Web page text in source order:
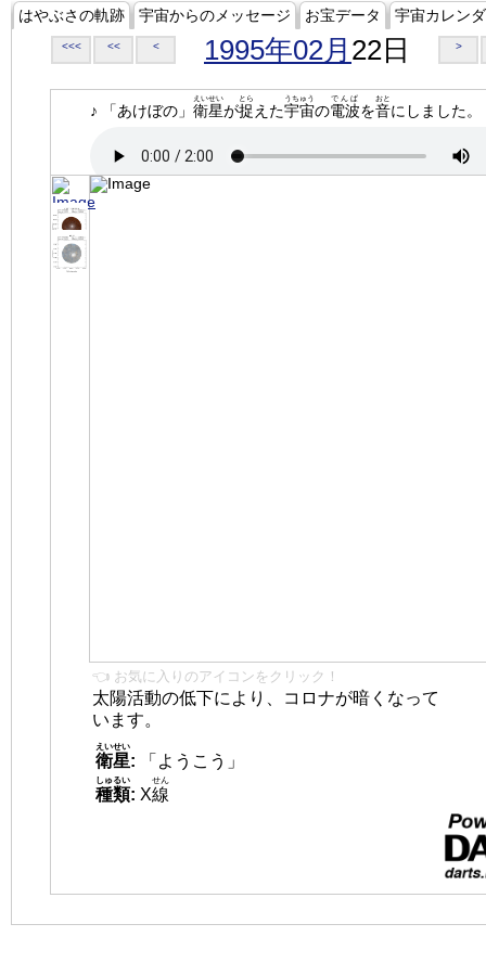
はやぶさの軌跡 宇宙からのメッセージ お宝データ 宇宙カレン
<<< << < 1995年02月 22日 >
♪ 「あけぼの」 衛星
えいせい
が捉
とら
えた宇宙
うちゅう
の電波
でんぱ
を音
おと
にしました。
👈 お気に入りのアイコンをクリック！
太陽活動の低下により、コロナが暗くなって
います。
衛星
えいせい
:
「ようこう」
種類
しゅるい
: X線
せん